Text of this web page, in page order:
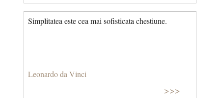
Simplitatea este cea mai sofisticata chestiune.
Leonardo da Vinci
>>>